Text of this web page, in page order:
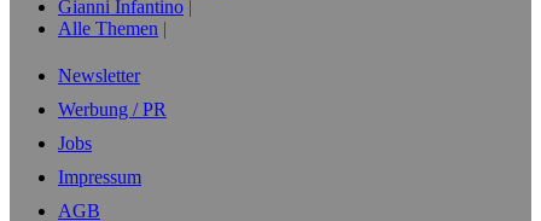
Gianni Infantino
Alle Themen
Newsletter
Werbung / PR
Jobs
Impressum
AGB